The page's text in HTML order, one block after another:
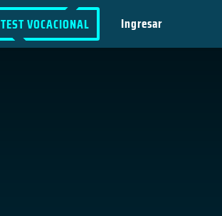
TEST VOCACIONAL Ingresar